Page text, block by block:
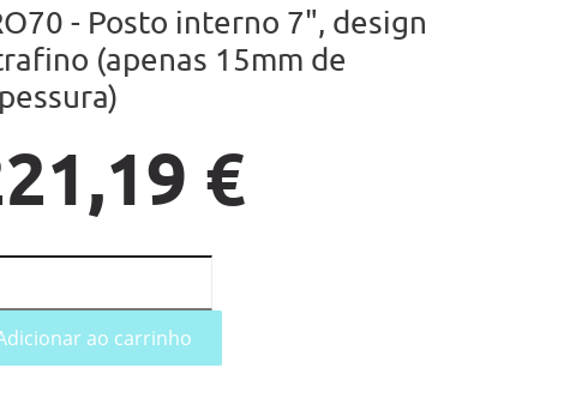
- Posto interno 7", design
(apenas 15mm de
€
ao carrinho